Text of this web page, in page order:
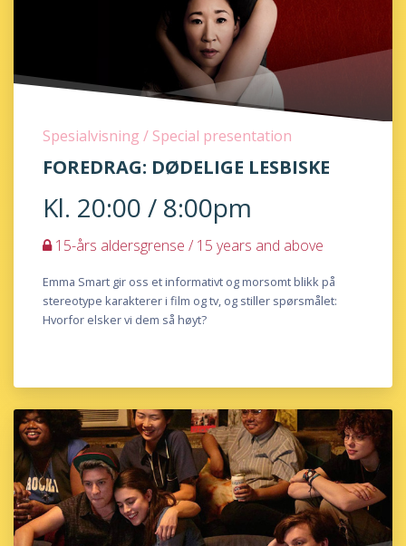
Spesialvisning / Special presentation
FOREDRAG: DØDELIGE LESBISKE
Kl. 20:00 / 8:00pm
15-års aldersgrense / 15 years and above
Emma Smart gir oss et informativt og morsomt blikk på
stereotype karakterer i film og tv, og stiller spørsmålet:
Hvorfor elsker vi dem så høyt?